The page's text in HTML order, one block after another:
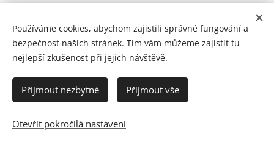
© Copyright by Zohran 2024 | Všechna práva vyhrazena.
Čeština
Používáme cookies, abychom zajistili správné fungování a
bezpečnost našich stránek. Tím vám můžeme zajistit tu
nejlepší zkušenost při jejich návštěvě.
Přijmout nezbytné Přijmout vše
Otevřít pokročilá nastavení